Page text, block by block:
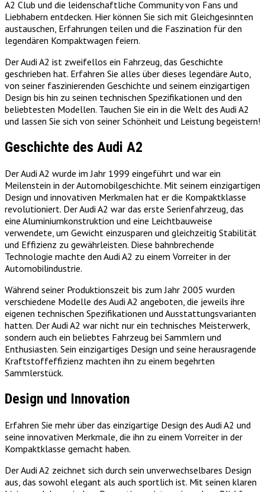
A2 Club und die leidenschaftliche Community von Fans und
Liebhabern entdecken. Hier können Sie sich mit Gleichgesinnten
austauschen, Erfahrungen teilen und die Faszination für den
legendären Kompaktwagen feiern.
Der Audi A2 ist zweifellos ein Fahrzeug, das Geschichte
geschrieben hat. Erfahren Sie alles über dieses legendäre Auto,
von seiner faszinierenden Geschichte und seinem einzigartigen
Design bis hin zu seinen technischen Spezifikationen und den
beliebtesten Modellen. Tauchen Sie ein in die Welt des Audi A2
und lassen Sie sich von seiner Schönheit und Leistung begeistern!
Geschichte des Audi A2
Der Audi A2 wurde im Jahr 1999 eingeführt und war ein
Meilenstein in der Automobilgeschichte. Mit seinem einzigartigen
Design und innovativen Merkmalen hat er die Kompaktklasse
revolutioniert. Der Audi A2 war das erste Serienfahrzeug, das
eine Aluminiumkonstruktion und eine Leichtbauweise
verwendete, um Gewicht einzusparen und gleichzeitig Stabilität
und Effizienz zu gewährleisten. Diese bahnbrechende
Technologie machte den Audi A2 zu einem Vorreiter in der
Automobilindustrie.
Während seiner Produktionszeit bis zum Jahr 2005 wurden
verschiedene Modelle des Audi A2 angeboten, die jeweils ihre
eigenen technischen Spezifikationen und Ausstattungsvarianten
hatten. Der Audi A2 war nicht nur ein technisches Meisterwerk,
sondern auch ein beliebtes Fahrzeug bei Sammlern und
Enthusiasten. Sein einzigartiges Design und seine herausragende
Kraftstoffeffizienz machten ihn zu einem begehrten
Sammlerstück.
Design und Innovation
Erfahren Sie mehr über das einzigartige Design des Audi A2 und
seine innovativen Merkmale, die ihn zu einem Vorreiter in der
Kompaktklasse gemacht haben.
Der Audi A2 zeichnet sich durch sein unverwechselbares Design
aus, das sowohl elegant als auch sportlich ist. Mit seinen klaren